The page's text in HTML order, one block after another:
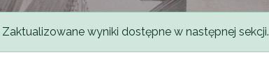
wyniki dostępne w następnej sekcji.